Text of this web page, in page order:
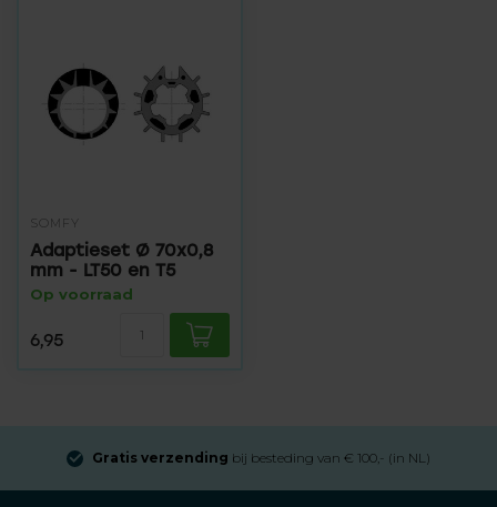
SOMFY
Adaptieset Ø 70x0,8
mm - LT50 en T5
Op voorraad
6,95
Gratis verzending bij besteding van € 100,- (in NL)